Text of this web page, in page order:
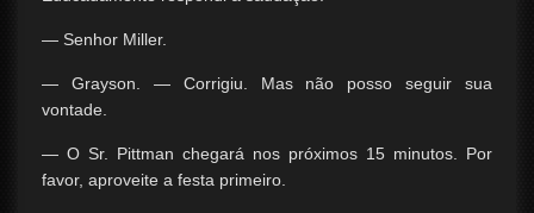
— Senhor Miller.
— Grayson. — Corrigiu. Mas não posso seguir sua
vontade.
— O Sr. Pittman chegará nos próximos 15 minutos. Por
favor, aproveite a festa primeiro.